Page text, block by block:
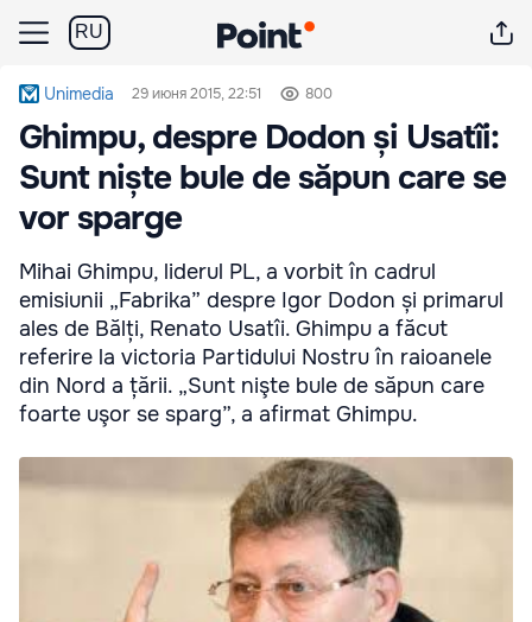
RU
Unimedia 29 июня 2015, 22:51 800
Ghimpu, despre Dodon și Usatîi:
Sunt niște bule de săpun care se
vor sparge
Mihai Ghimpu, liderul PL, a vorbit în cadrul
emisiunii „Fabrika” despre Igor Dodon și primarul
ales de Bălți, Renato Usatîi. Ghimpu a făcut
referire la victoria Partidului Nostru în raioanele
din Nord a țării. „Sunt nişte bule de săpun care
foarte uşor se sparg”, a afirmat Ghimpu.